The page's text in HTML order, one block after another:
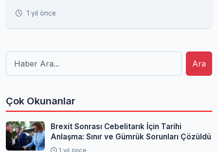
1 yıl önce
Ara
Çok Okunanlar
Brexit Sonrası Cebelitarık İçin Tarihi
Anlaşma: Sınır ve Gümrük Sorunları Çözüldü
1 yıl önce